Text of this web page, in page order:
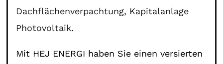
Dachflächenverpachtung, Kapitalanlage
Photovoltaik.
Mit HEJ ENERGI haben Sie einen versierten